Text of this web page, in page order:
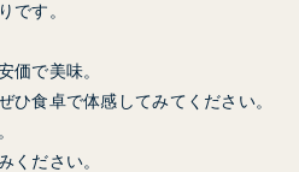
です。
価で美味。
ひ食卓で体感してみてください。
ください。